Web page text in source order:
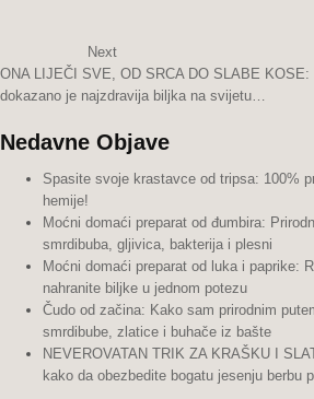
Next
ONA LIJEČI SVE, OD SRCA DO SLABE
dokazano je najzdravija biljka na svijetu…
Nedavne Objave
Spasite svoje krastavce od tripsa: 100%
hemije!
Moćni domaći preparat od đumbira:
smrdibuba, gljivica, bakterija i plesni
Moćni domaći preparat od luka i paprike:
nahranite biljke u jednom potezu
Čudo od začina: Kako sam prirodnim
smrdibube, zlatice i buhače iz bašte
NEVEROVATAN TRIK ZA KRAŠKU I
kako da obezbedite bogatu jesenju berbu